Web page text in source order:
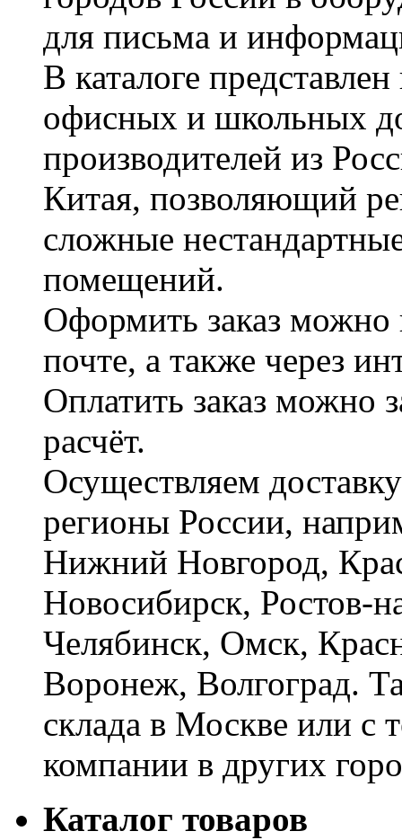
для письма и
В каталоге
офисных и школьных
производителей из
Китая, позволяющий
сложные
помещений.
Оформить заказ можно
почте, а также через
Оплатить заказ можно
расчёт.
Осуществляем
регионы России,
Нижний Новгород,
Новосибирск, Ростов-
Челябинск, Омск,
Воронеж, Волгоград.
склада в Москве или с
компании в других
Каталог товаров